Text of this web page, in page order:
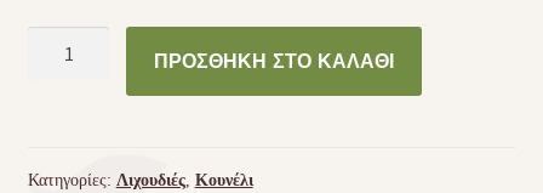
ΠΡΟΣΘΉΚΗ ΣΤΟ ΚΑΛΆΘΙ
Κατηγορίες: Λιχουδιές, Κουνέλι